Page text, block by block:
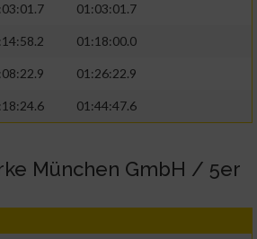
01:03:01.7
01:18:00.0
01:26:22.9
01:44:47.6
München GmbH / 5er